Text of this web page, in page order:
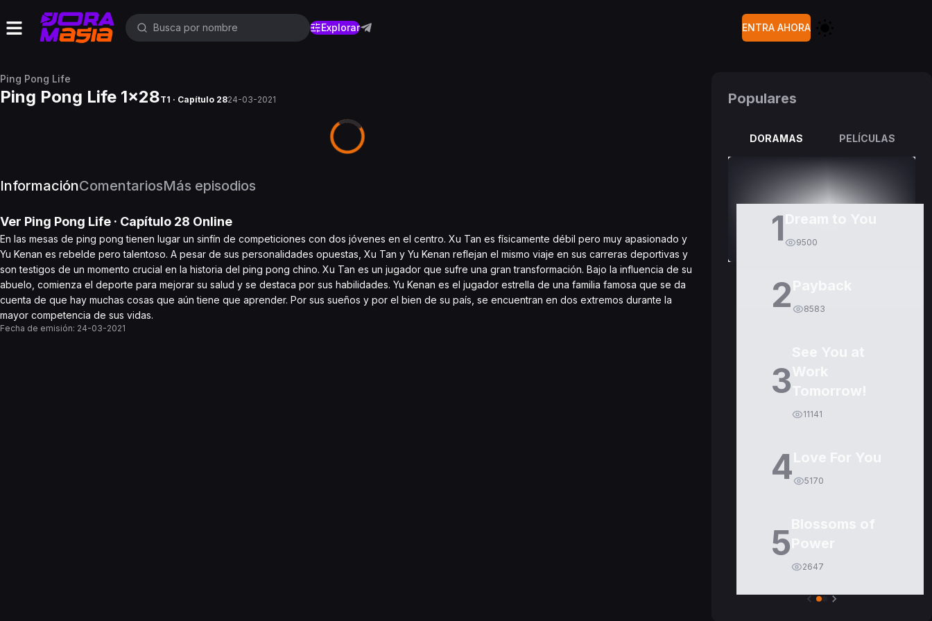
Explorar ENTRA AHORA
Ping Pong Life
Ping Pong Life 1x28T1 · Capítulo 2824-03-2021
InformaciónComentariosMás episodios
Ver Ping Pong Life · Capítulo 28 Online
En las mesas de ping pong tienen lugar un sinfín de competiciones con dos jóvenes en el centro. Xu Tan es físicamente débil pero muy apasionado y
Yu Kenan es rebelde pero talentoso. A pesar de sus personalidades opuestas, Xu Tan y Yu Kenan reflejan el mismo viaje en sus carreras deportivas y
son testigos de un momento crucial en la historia del ping pong chino. Xu Tan es un jugador que sufre una gran transformación. Bajo la influencia de su
abuelo, comienza el deporte para mejorar su salud y se destaca por sus habilidades. Yu Kenan es el jugador estrella de una familia famosa que se da
cuenta de que hay muchas cosas que aún tiene que aprender. Por sus sueños y por el bien de su país, se encuentran en dos extremos durante la
mayor competencia de sus vidas.
Fecha de emisión: 24-03-2021
Populares
DORAMAS PELÍCULAS
1 9500
2 8583
3
11141
4 5170
5
2647